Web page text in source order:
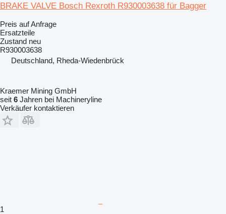
BRAKE VALVE Bosch Rexroth R930003638 für Bagger
Preis auf Anfrage
Ersatzteile
Zustand neu
R930003638
Deutschland, Rheda-Wiedenbrück
Kraemer Mining GmbH
seit 6 Jahren bei Machineryline
Verkäufer kontaktieren
1